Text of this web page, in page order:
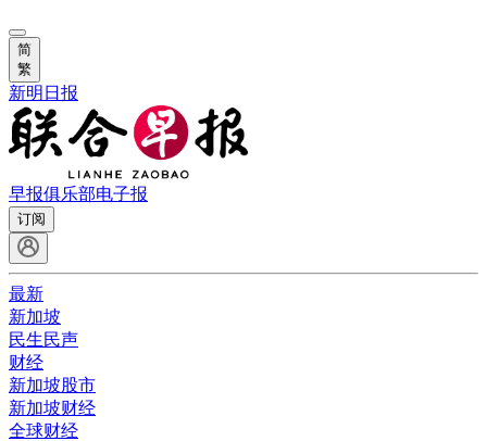
简
繁
新明日报
早报俱乐部电子报
订阅
最新
新加坡
民生民声
财经
新加坡股市
新加坡财经
全球财经